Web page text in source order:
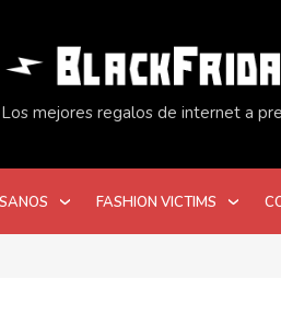
Los mejores regalos de internet a
FASHION VICTIMS